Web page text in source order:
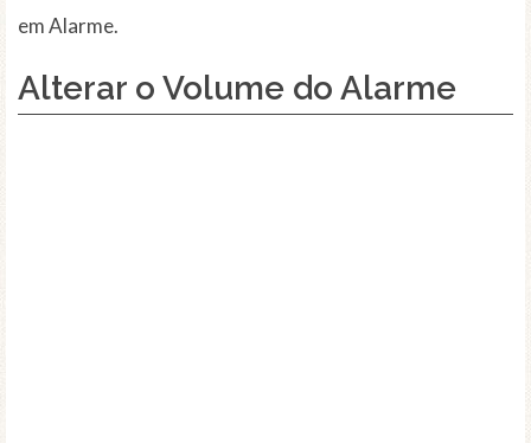
em Alarme.
Alterar o Volume do Alarme